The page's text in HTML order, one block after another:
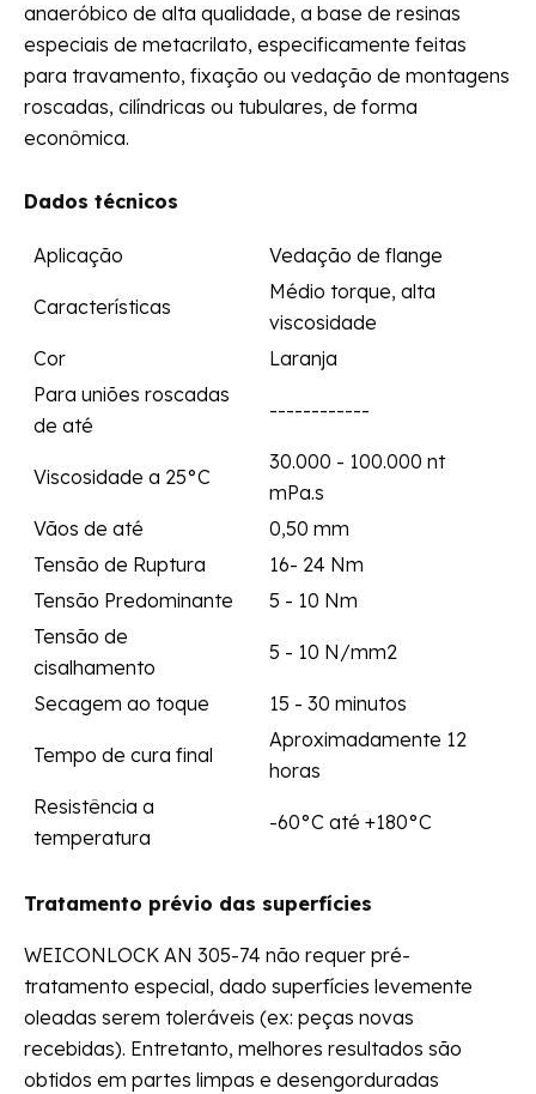
anaeróbico de alta qualidade, a base de resinas
especiais de metacrilato, especificamente feitas
para travamento, fixação ou vedação de montagens
roscadas, cilíndricas ou tubulares, de forma
econômica.
Dados técnicos
Aplicação Vedação de flange
Características
Médio torque, alta
viscosidade
Cor
Laranja
Para uniões roscadas
de até
------------
Viscosidade a 25°C
30.000 - 100.000 nt
mPa.s
Vãos de até
0,50 mm
Tensão de Ruptura
16- 24 Nm
Tensão Predominante
5 - 10 Nm
Tensão de
cisalhamento
5 - 10 N/mm2
Secagem ao toque 15 - 30 minutos
Tempo de cura final
Aproximadamente 12
horas
Resistência a
temperatura
-60°C até +180°C
Tratamento prévio das superfícies
WEICONLOCK AN 305-74 não requer pré-
tratamento especial, dado superfícies levemente
oleadas serem toleráveis (ex: peças novas
recebidas). Entretanto, melhores resultados são
obtidos em partes limpas e desengorduradas